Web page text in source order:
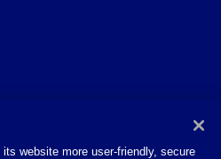
website more user-friendly, secure